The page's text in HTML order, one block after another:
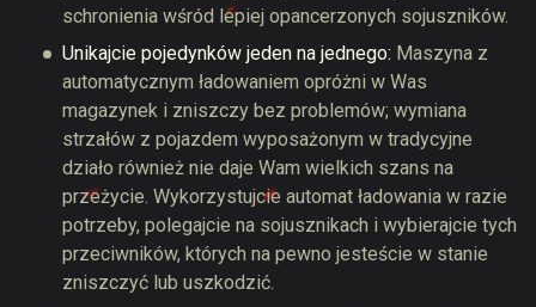
schronienia wśród lepiej opancerzonych sojuszników.
Unikajcie pojedynków jeden na jednego: Maszyna z
automatycznym ładowaniem opróżni w Was
magazynek i zniszczy bez problemów; wymiana
strzałów z pojazdem wyposażonym w tradycyjne
działo również nie daje Wam wielkich szans na
przeżycie. Wykorzystujcie automat ładowania w razie
potrzeby, polegajcie na sojusznikach i wybierajcie tych
przeciwników, których na pewno jesteście w stanie
zniszczyć lub uszkodzić.